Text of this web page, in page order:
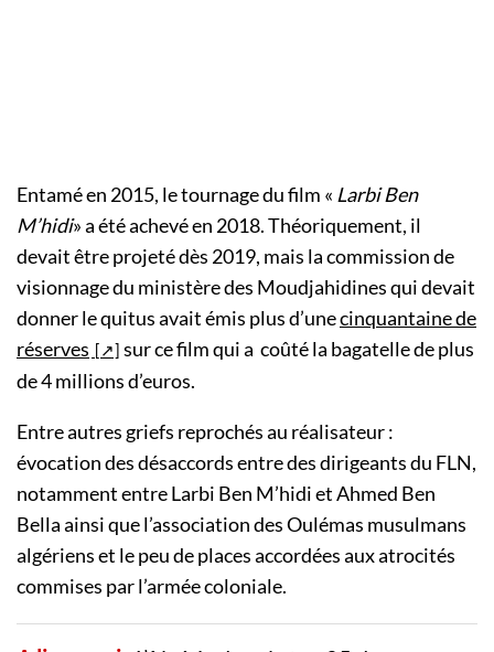
Entamé en 2015, le tournage du film « Larbi Ben
M’hidi» a été achevé en 2018. Théoriquement, il
devait être projeté dès 2019, mais la commission de
visionnage du ministère des Moudjahidines qui devait
donner le quitus avait émis plus d’unecinquantaine de
réserves
sur ce film qui a coûté la bagatelle de plus
de 4 millions d’euros.
Entre autres griefs reprochés au réalisateur :
évocation des désaccords entre des dirigeants du FLN,
notamment entre Larbi Ben M’hidi et Ahmed Ben
Bella ainsi que l’association des Oulémas musulmans
algériens et le peu de places accordées aux atrocités
commises par l’armée coloniale.